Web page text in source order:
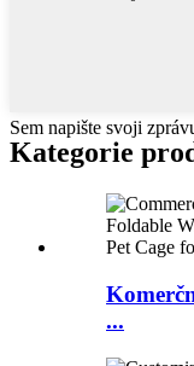
Sem napište svoji
Kategorie
...